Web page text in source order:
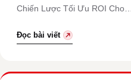
Chiến Lược Tối Ưu ROI Cho…
Đọc bài viết